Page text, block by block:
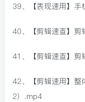
39、【表现速用】
40、【剪辑速查】剪
41、【剪辑速查】剪
42、【剪辑速用】整
2）.mp4